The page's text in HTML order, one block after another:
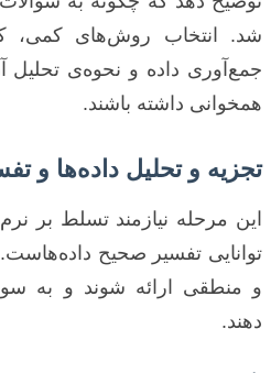
شد. انتخاب روش‌های کمی،
جمع‌آوری داده و نحوه‌ی تحلیل
همخوانی داشته باشند.
تجزیه و تحلیل داده‌ها و
این مرحله نیازمند تسلط بر
توانایی تفسیر صحیح
و منطقی ارائه شوند و به
دهند.